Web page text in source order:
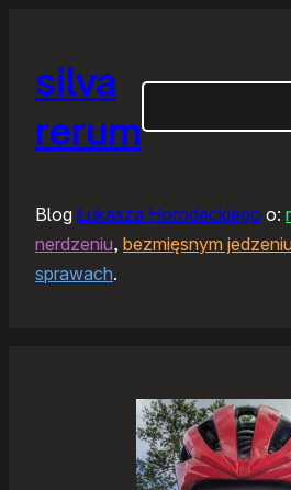
silva
rerum
Blog Łukasza Horodeckiego o:
nerdzeniu, bezmięsnym jedzeniu
sprawach.